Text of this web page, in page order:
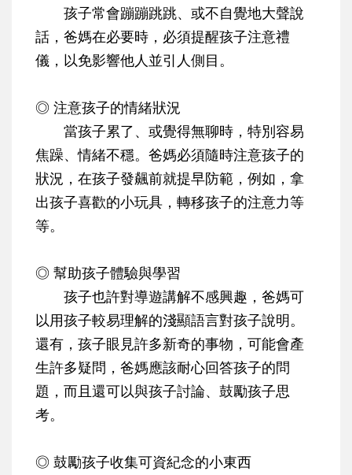
孩子常會蹦蹦跳跳、或不自覺地大聲說
話，爸媽在必要時，必須提醒孩子注意禮
儀，以免影響他人並引人側目。
◎ 注意孩子的情緒狀況
當孩子累了、或覺得無聊時，特別容易
焦躁、情緒不穩。爸媽必須隨時注意孩子的
狀況，在孩子發飆前就提早防範，例如，拿
出孩子喜歡的小玩具，轉移孩子的注意力等
等。
◎ 幫助孩子體驗與學習
孩子也許對導遊講解不感興趣，爸媽可
以用孩子較易理解的淺顯語言對孩子說明。
還有，孩子眼見許多新奇的事物，可能會產
生許多疑問，爸媽應該耐心回答孩子的問
題，而且還可以與孩子討論、鼓勵孩子思
考。
◎ 鼓勵孩子收集可資紀念的小東西